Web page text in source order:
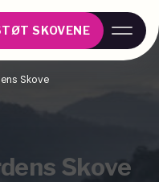
SKOVENE
Skove
Skove